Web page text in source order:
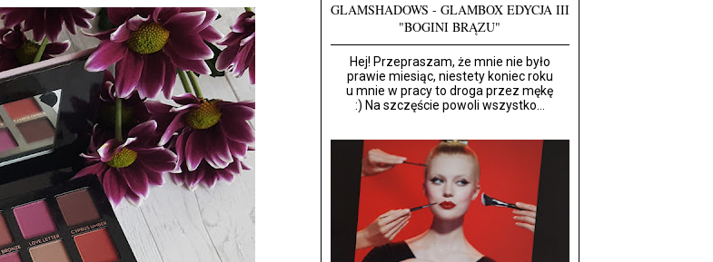
GLAMSHADOWS - GLAMBOX EDYCJA III
"BOGINI BRĄZU"
Hej! Przepraszam, że mnie nie było
prawie miesiąc, niestety koniec roku
u mnie w pracy to droga przez mękę
:) Na szczęście powoli wszystko...